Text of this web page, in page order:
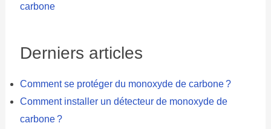
carbone
Derniers articles
Comment se protéger du monoxyde de carbone ?
Comment installer un détecteur de monoxyde de
carbone ?